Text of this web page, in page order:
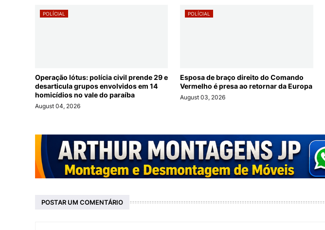
POLÍCIAL
Operação lótus: polícia civil prende 29 e
desarticula grupos envolvidos em 14
homicídios no vale do paraíba
August 04, 2026
POLÍCIAL
Esposa de braço direito do Comando
Vermelho é presa ao retornar da Europa
August 03, 2026
POSTAR UM COMENTÁRIO